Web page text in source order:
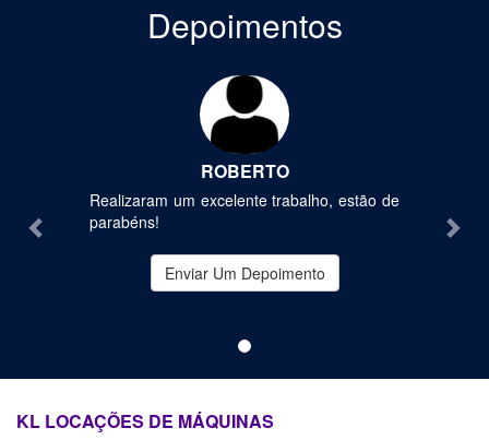
Depoimentos
ROBERTO
Realizaram um excelente trabalho, estão de
parabéns!
Enviar Um Depoimento
KL LOCAÇÕES DE MÁQUINAS